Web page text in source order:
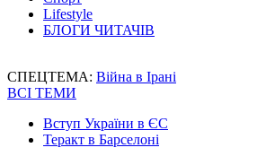
Lifestyle
БЛОГИ ЧИТАЧІВ
СПЕЦТЕМА: Війна в Ірані
ВСІ ТЕМИ
Вступ України в ЄС
Теракт в Барселоні